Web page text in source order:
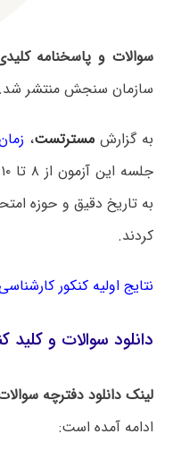
سوالات و پاسخنامه
سازمان سنجش منتشر شد.
به گزارشمسترتست،
به تاریخ دقیق و حوزه
کردند.
نتایج اولیه کنکور
دانلود سوالات و کلید
لینک دانلود دفترچه
ادامه آمده است: